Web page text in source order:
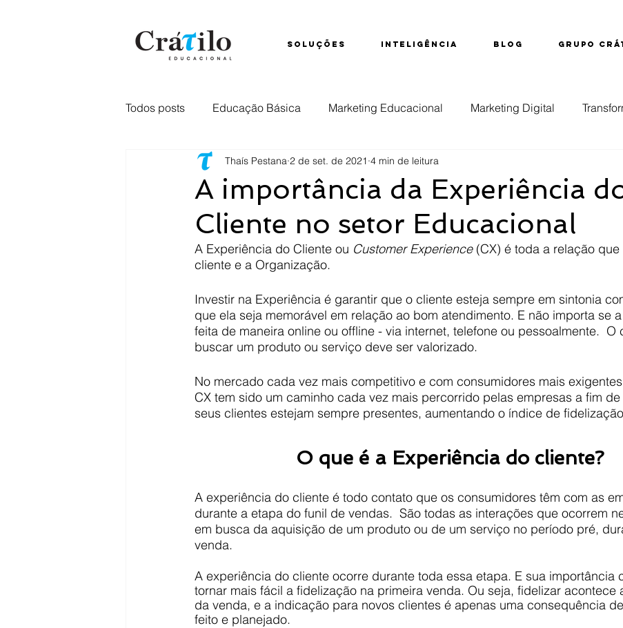
SOLUÇÕES INTELIGÊNCIA BLOG GRUPO
Todos posts Educação Básica Marketing Educacional Marketing Digital
Ensino Híbrido Comunicação Educação Superior
Captação retenção Ensino Técnico
A importância da Experiência
Cliente no setor Educacional
Thaís Pestana 2 de set. de 2021 4 min de leitura
A Experiência do Cliente ou Customer Experience (CX) é toda a relação que
cliente e a Organização.
Investir na Experiência é garantir que o cliente esteja sempre em sintonia
que ela seja memorável em relação ao bom atendimento. E não importa se
feita de maneira online ou offline - via internet, telefone ou pessoalmente.  O
buscar um produto ou serviço deve ser valorizado.
No mercado cada vez mais competitivo e com consumidores mais
CX tem sido um caminho cada vez mais percorrido pelas empresas a fim
seus clientes estejam sempre presentes, aumentando o índice de
O que é a Experiência do cliente?
A experiência do cliente é todo contato que os consumidores têm com as
durante a etapa do funil de vendas.  São todas as interações que ocorrem
em busca da aquisição de um produto ou de um serviço no período pré,
venda.
A experiência do cliente ocorre durante toda essa etapa. E sua importância
tornar mais fácil a fidelização na primeira venda. Ou seja, fidelizar acontece
da venda, e a indicação para novos clientes é apenas uma consequência
feito e planejado.